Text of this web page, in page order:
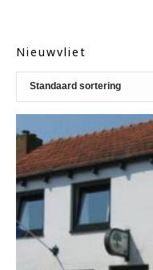
Nieuwvliet